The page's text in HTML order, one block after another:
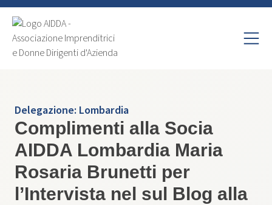
Delegazione: Lombardia
Complimenti alla Socia
AIDDA Lombardia Maria
Rosaria Brunetti per
l’Intervista nel sul Blog alla